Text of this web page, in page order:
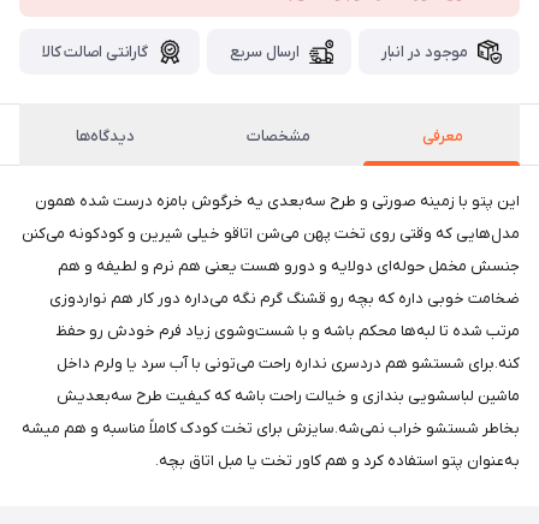
موجود در انبار ارسال سریع گارانتی اصالت کالا
معرفی مشخصات دیدگاه‌ها
این پتو با زمینه صورتی و طرح سه‌بعدی یه خرگوش بامزه درست شده همون
مدل‌هایی که وقتی روی تخت پهن می‌شن اتاقو خیلی شیرین و کودکونه می‌کنن
جنسش مخمل حوله‌ای دولایه و دورو هست یعنی هم نرم و لطیفه و هم
ضخامت خوبی داره که بچه رو قشنگ گرم نگه می‌داره دور کار هم نواردوزی
مرتب شده تا لبه‌ها محکم باشه و با شست‌وشوی زیاد فرم خودش رو حفظ
کنه.برای شستشو هم دردسری نداره راحت می‌تونی با آب سرد یا ولرم داخل
ماشین لباسشویی بندازی و خیالت راحت باشه که کیفیت طرح سه‌بعدیش
بخاطر شستشو خراب نمی‌شه.سایزش برای تخت کودک کاملاً مناسبه و هم میشه
به‌عنوان پتو استفاده کرد و هم کاور تخت یا مبل اتاق بچه.